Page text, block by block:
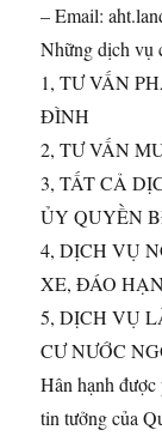
– Email:
Những dịch vụ
1, TƯ VẤN
ĐÌNH
2, TƯ VẤN
3, TẤT CẢ
ỦY QUYỀN
4, DỊCH VỤ
XE, ĐÁO
5, DỊCH VỤ
CƯ NƯỚC
Hân hạnh
tin tưởng của